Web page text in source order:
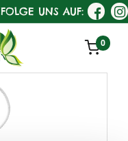
FOLGE UNS AUF:
0